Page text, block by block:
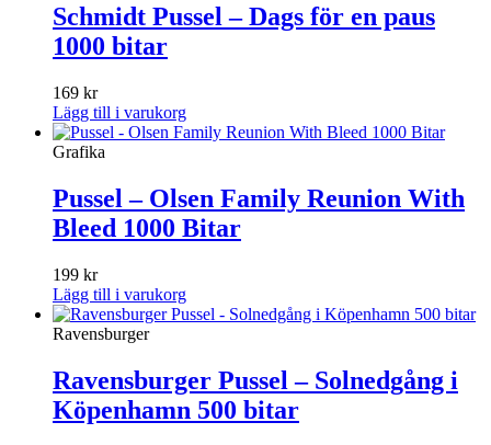
Schmidt Pussel – Dags för en paus
1000 bitar
169 kr
Lägg till i varukorg
Grafika
Pussel – Olsen Family Reunion With
Bleed 1000 Bitar
199 kr
Lägg till i varukorg
Ravensburger
Ravensburger Pussel – Solnedgång i
Köpenhamn 500 bitar